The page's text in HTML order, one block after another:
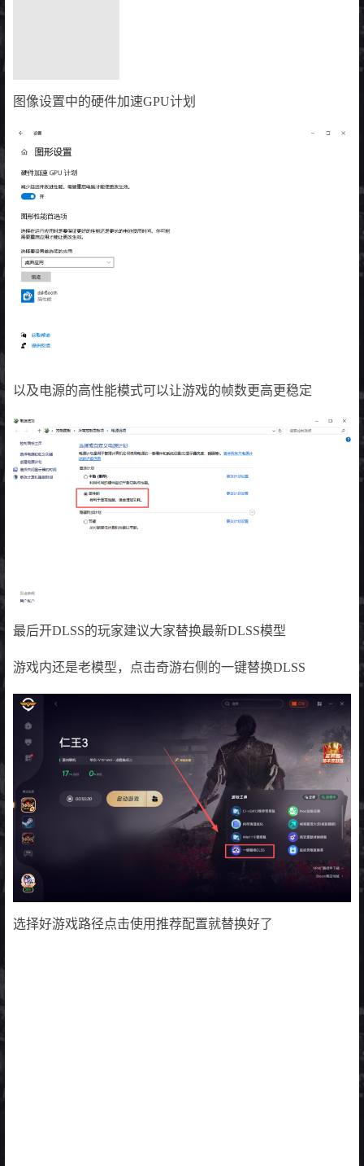
图像设置中的硬件加速GPU计划
以及电源的高性能模式可以让游戏的帧数更高更稳定
最后开DLSS的玩家建议大家替换最新DLSS模型
游戏内还是老模型，点击奇游右侧的一键替换DLSS
选择好游戏路径点击使用推荐配置就替换好了